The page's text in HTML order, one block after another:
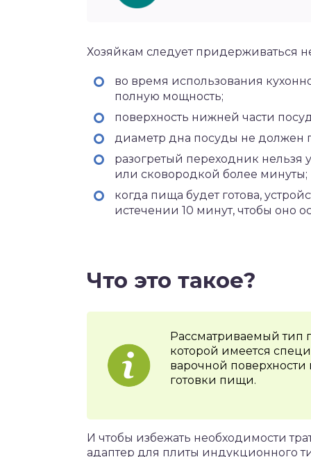
Хозяйкам следует придерживаться
во время использования
полную мощность;
поверхность нижней части
диаметр дна посуды не должен
разогретый переходник нельзя
или сковородкой более минуты;
когда пища будет готова,
истечении 10 минут, чтобы оно
Что это такое?
Рассматриваемый тип
которой имеется
варочной
готовки пищи.
И чтобы избежать необходимости
адаптер для плиты индукционного